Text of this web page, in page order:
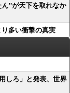
ん”が天下を取れなか
り多い衝撃の真実
しろ」と発表、世界